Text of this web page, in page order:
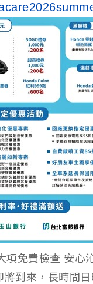
項免費檢查 安心
將到來，長時間